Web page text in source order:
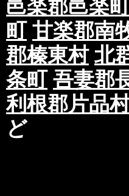
邑楽郡邑楽
町 甘楽郡南
郡榛東村 北
条町 吾妻郡
利根郡片品
ど